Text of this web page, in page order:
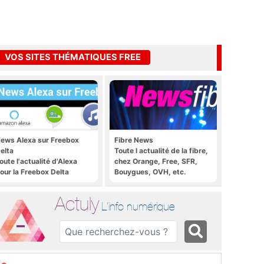
VOS SITES THÉMATIQUES FREE
Alexa sur Freebox
l'actualité d'Alexa
la Freebox Delta
Fibre News
Toute l actualité de la fibre,
chez Orange, Free, SFR,
Bouygues, OVH, etc.
Actuly L'info numérique